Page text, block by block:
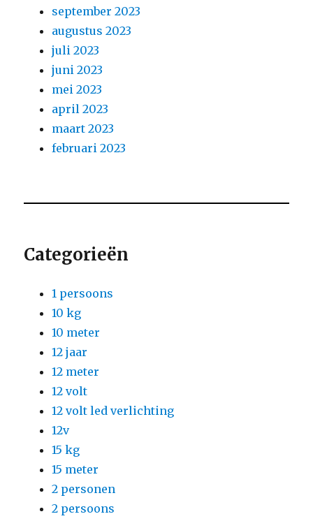
september 2023
augustus 2023
juli 2023
juni 2023
mei 2023
april 2023
maart 2023
februari 2023
Categorieën
1 persoons
10 kg
10 meter
12 jaar
12 meter
12 volt
12 volt led verlichting
12v
15 kg
15 meter
2 personen
2 persoons